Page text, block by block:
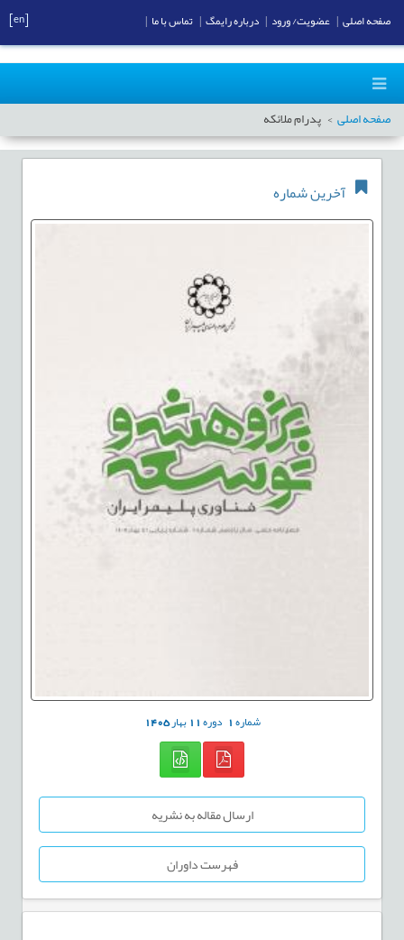
صفحه اصلی پدرام ملائکه
آخرین شماره
شماره1 دوره11بهار1405
ارسال مقاله به نشریه
فهرست داوران
صفحه اصلی عضویت/ ورود درباره رایمگ تماس با ما